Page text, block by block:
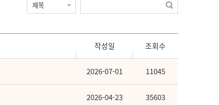
작성일 조회수
2026-07-01 11045
2026-04-23 35603